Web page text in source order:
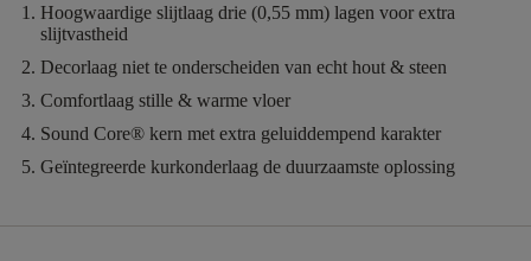
Hoogwaardige slijtlaag drie (0,55 mm) lagen voor extra
slijtvastheid
Decorlaag niet te onderscheiden van echt hout & steen
Comfortlaag stille & warme vloer
Sound Core® kern met extra geluiddempend karakter
Geïntegreerde kurkonderlaag de duurzaamste oplossing